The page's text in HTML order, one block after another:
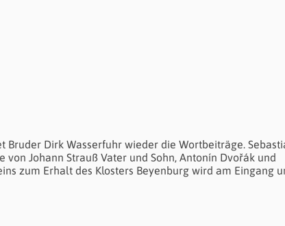
Dirk Wasserfuhr wieder die Wortbeiträge.
Johann Strauß Vater und Sohn, Antonín Dvořák und
zum Erhalt des Klosters Beyenburg wird am Eingang